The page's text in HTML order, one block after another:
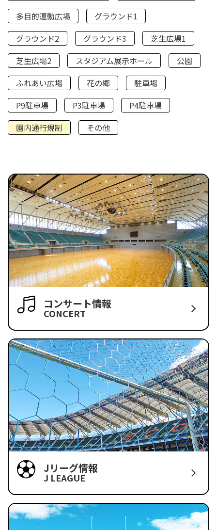
多目的運動広場
グラウンド1
グラウンド2
グラウンド3
芝生広場1
芝生広場2
スタジアム展示ホール
公園
ふれあい広場
花の郷
駐車場
P9駐車場
P3駐車場
P4駐車場
園内通行規制
その他
コンサート情報
CONCERT
Jリーグ情報
J LEAGUE